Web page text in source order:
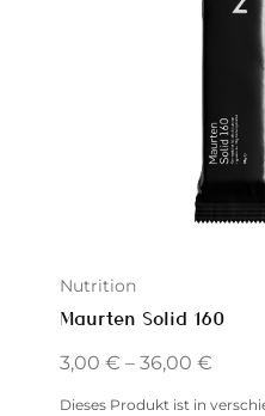
Nutrition
Maurten Solid 160
3,00 € – 36,00 €
Dieses Produkt ist in